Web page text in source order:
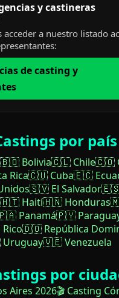
y castineras
acceder a nuestro listado
de casting y
por país
🇧🇴 Bolivia🇨🇱 Chile🇨🇴
Rica🇨🇺 Cuba🇪🇨
🇸🇻 El Salvador🇪🇸
🇭🇹 Haití🇭🇳 Honduras
Panamá🇵🇾
🇩🇴 República
🇻🇪 Venezuela
por
Aires 2026🎬 Casting